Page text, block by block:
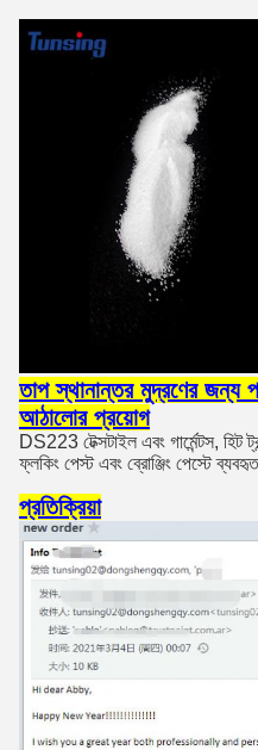
তাপ স্থানান্তর মুদ্রণের জন্য
আঠালোর প্রয়োগ
DS223 টেক্সটাইল এবং গার্মেন্টস, হিট
ফ্লকিং পেস্ট এবং ব্রোঞ্জিং পেস্টে
প্রতিক্রিয়া